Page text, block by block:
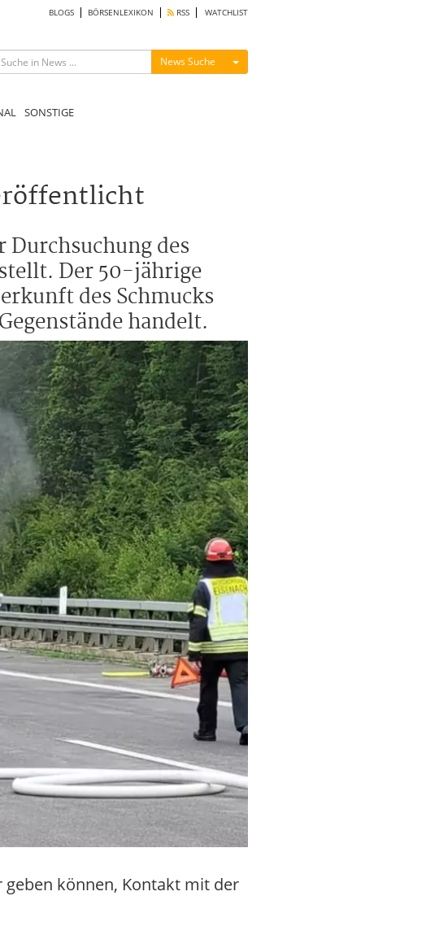
BLOGS BÖRSENLEXIKON RSS WATCHLIST
News Suche Menü ein-/ausblenden
SONSTIGE
des
Der 50-jährige
des Schmucks
handelt.
geben können, Kontakt mit der